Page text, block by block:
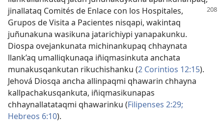
jinallataq Comités de Enlace con los Hospitales,
Grupos de Visita a Pacientes nisqapi, wakintaq
juñunakuna wasikuna jatarichiypi yanapakunku.
Diospa ovejankunata michinankupaq chhaynata
llank’aq umalliqkunaqa iñiqmasinkuta anchata
munakusqankutan rikuchishanku (2 Corintios 12:15).
Jehová Diosqa ancha allinpaqmi qhawarin chhayna
kallpachakusqankuta, iñiqmasikunapas
chhaynallatataqmi qhawarinku (Filipenses 2:29;
Hebreos 6:10).